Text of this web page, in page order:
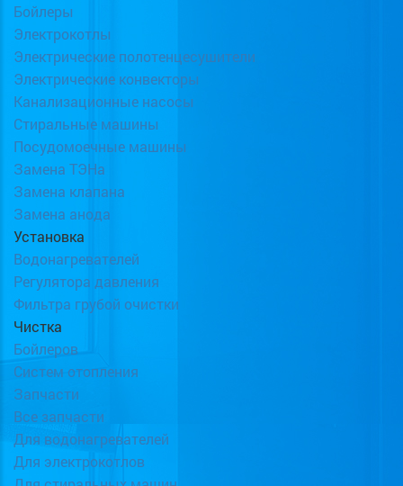
Бойлеры
Электрокотлы
Электрические полотенцесушители
Электрические конвекторы
Канализационные насосы
Стиральные машины
Посудомоечные машины
Замена ТЭНа
Замена клапана
Замена анода
Установка
Водонагревателей
Регулятора давления
Фильтра грубой очистки
Чистка
Бойлеров
Систем отопления
Запчасти
Все запчасти
Для водонагревателей
Для электрокотлов